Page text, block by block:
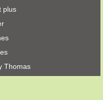
plus
Thomas